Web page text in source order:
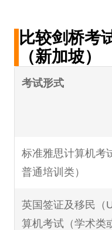
比较剑桥考
（新加坡）
考试形式
标准雅思计算机考
普通培训类）
英国签证及移民（
算机考试（学术类